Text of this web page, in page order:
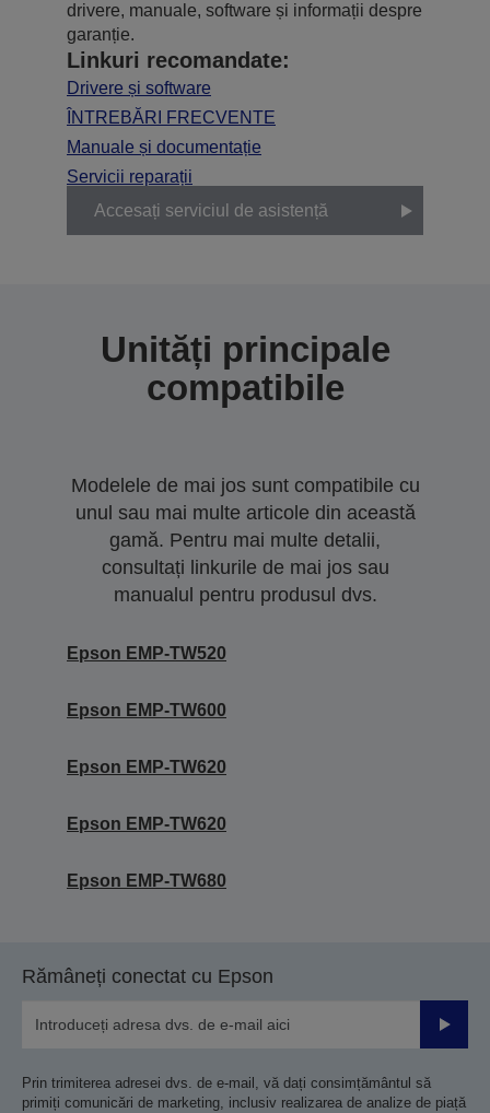
drivere, manuale, software și informații despre
garanție.
Linkuri recomandate:
Drivere și software
ÎNTREBĂRI FRECVENTE
Manuale și documentație
Servicii reparații
Accesați serviciul de asistență
Unități principale
compatibile
Modelele de mai jos sunt compatibile cu
unul sau mai multe articole din această
gamă. Pentru mai multe detalii,
consultați linkurile de mai jos sau
manualul pentru produsul dvs.
Epson EMP-TW520
Epson EMP-TW600
Epson EMP-TW620
Epson EMP-TW620
Epson EMP-TW680
Rămâneți conectat cu Epson
Prin trimiterea adresei dvs. de e-mail, vă dați consimțământul să
primiți comunicări de marketing, inclusiv realizarea de analize de piață